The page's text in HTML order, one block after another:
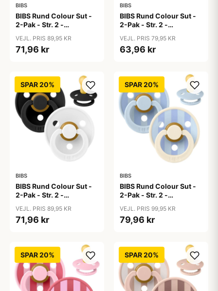
BIBS
BIBS Rund Colour Sut -
2-Pak - Str. 2 -
Blue/Baby Blue
VEJL. PRIS 89,95 KR
71,96 kr
BIBS
BIBS Rund Colour Sut -
2-Pak - Str. 2 -
Pink/Bubblegum
VEJL. PRIS 79,95 KR
63,96 kr
SPAR 20%
BIBS
BIBS Rund Colour Sut -
2-Pak - Str. 2 -
Black/White
VEJL. PRIS 89,95 KR
71,96 kr
SPAR 20%
BIBS
BIBS Rund Colour Sut -
2-Pak - Str. 2 -
Studio - Baby Blue/Dusty
Blue Mix
VEJL. PRIS 99,95 KR
79,96 kr
SPAR 20% SPAR 20%